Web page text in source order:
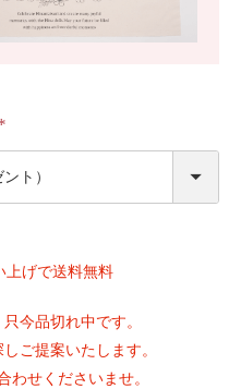
上げで送料無料
今品切れ中です。
ご提案いたします。
わせくださいませ。